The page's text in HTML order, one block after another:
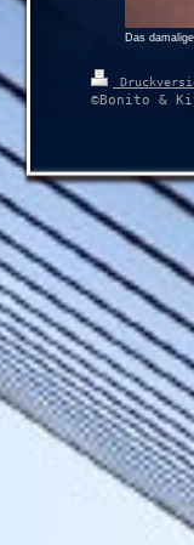
Das
©Bonito &